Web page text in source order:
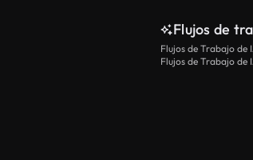
Flujos de
Flujos de Trabajo de
Flujos de Trabajo de